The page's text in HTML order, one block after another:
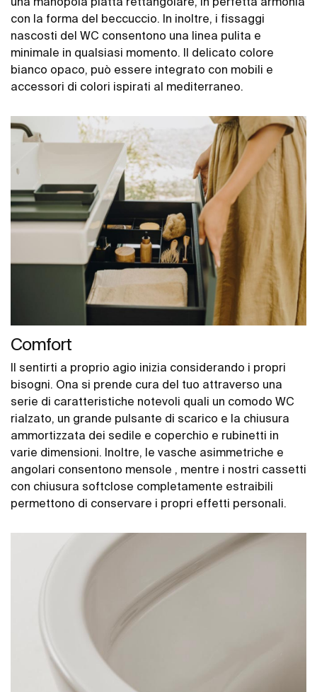
con la forma del beccuccio. In inoltre, i fissaggi
nascosti del WC consentono una linea pulita e
minimale in qualsiasi momento. Il delicato colore
bianco opaco, può essere integrato con mobili e
accessori di colori ispirati al mediterraneo.
Comfort
Il sentirti a proprio agio inizia considerando i propri
bisogni. Ona si prende cura del tuo attraverso una
serie di caratteristiche notevoli quali un comodo WC
rialzato, un grande pulsante di scarico e la chiusura
ammortizzata dei sedile e coperchio e rubinetti in
varie dimensioni. Inoltre, le vasche asimmetriche e
angolari consentono mensole , mentre i nostri cassetti
con chiusura softclose completamente estraibili
permettono di conservare i propri effetti personali.